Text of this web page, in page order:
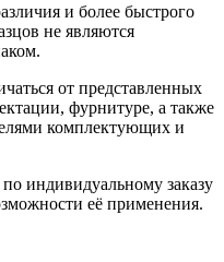
и более быстрого
не являются
от представленных
фурнитуре, а также
комплектующих и
индивидуальному заказу
её применения.